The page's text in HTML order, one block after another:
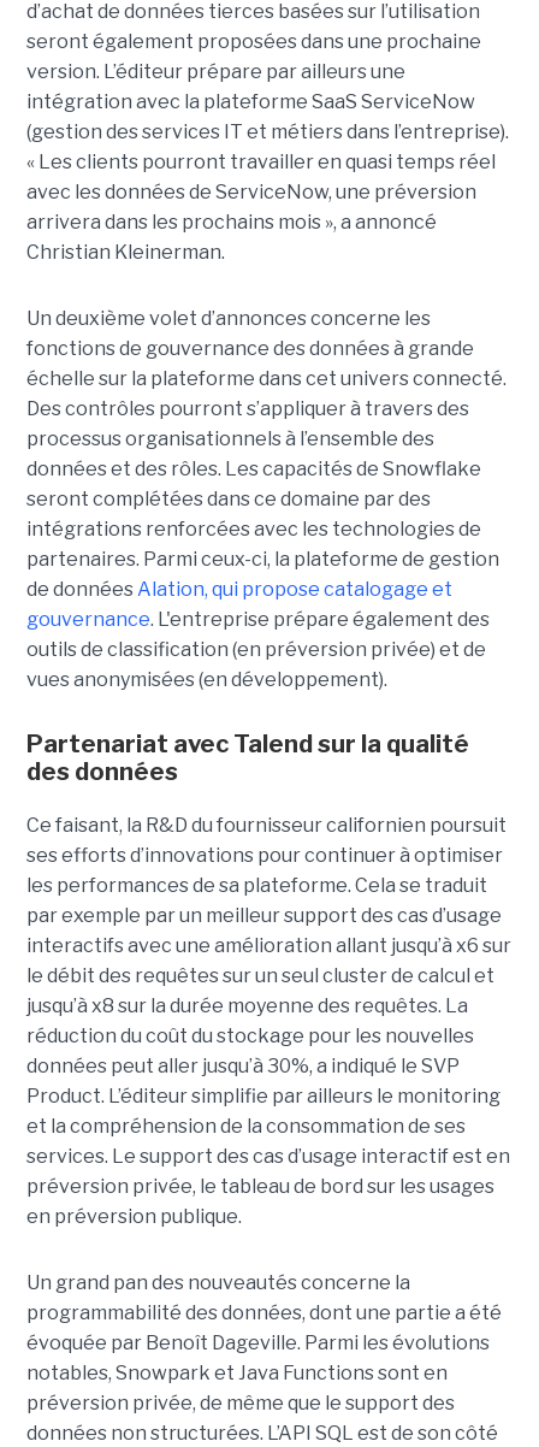
d’achat de données tierces basées sur l’utilisation
seront également proposées dans une prochaine
version. L’éditeur prépare par ailleurs une
intégration avec la plateforme SaaS ServiceNow
(gestion des services IT et métiers dans l’entreprise).
« Les clients pourront travailler en quasi temps réel
avec les données de ServiceNow, une préversion
arrivera dans les prochains mois », a annoncé
Christian Kleinerman.
Un deuxième volet d’annonces concerne les
fonctions de gouvernance des données à grande
échelle sur la plateforme dans cet univers connecté.
Des contrôles pourront s’appliquer à travers des
processus organisationnels à l’ensemble des
données et des rôles. Les capacités de Snowflake
seront complétées dans ce domaine par des
intégrations renforcées avec les technologies de
partenaires. Parmi ceux-ci, la plateforme de gestion
de donnéesAlation, qui propose catalogage et
gouvernance. L'entreprise prépare également des
outils de classification (en préversion privée) et de
vues anonymisées (en développement).
Partenariat avec Talend sur la qualité
des données
Ce faisant, la R&D du fournisseur californien poursuit
ses efforts d’innovations pour continuer à optimiser
les performances de sa plateforme. Cela se traduit
par exemple par un meilleur support des cas d’usage
interactifs avec une amélioration allant jusqu’à x6 sur
le débit des requêtes sur un seul cluster de calcul et
jusqu’à x8 sur la durée moyenne des requêtes. La
réduction du coût du stockage pour les nouvelles
données peut aller jusqu’à 30%, a indiqué le SVP
Product. L’éditeur simplifie par ailleurs le monitoring
et la compréhension de la consommation de ses
services. Le support des cas d’usage interactif est en
préversion privée, le tableau de bord sur les usages
en préversion publique.
Un grand pan des nouveautés concerne la
programmabilité des données, dont une partie a été
évoquée par Benoît Dageville. Parmi les évolutions
notables, Snowpark et Java Functions sont en
préversion privée, de même que le support des
données non structurées. L’API SQL est de son côté